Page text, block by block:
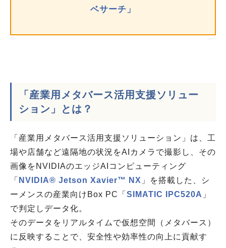
ベサーチ」
「産業用メタバース活用支援ソリュー
ション」とは？
「産業用メタバース活用支援ソリューション」は、工
場や店舗など遠隔地の状況をAIカメラで撮影し、その
画像をNVIDIAのエッジAIコンピューティング
「 NVIDIA® Jetson Xavier™ NX 」を搭載した、シ
ーメンスの産業向けBox PC「 SIMATIC IPC520A 」
で判定しデータ化。
そのデータをリアルタイムで仮想空間（メタバース）
に反映することで、安全性や効率性の向上に貢献す